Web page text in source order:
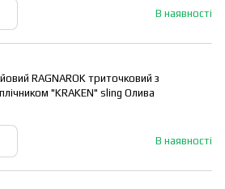
В наявності
RAGNAROK триточковий з
"KRAKEN" sling Олива
В наявності